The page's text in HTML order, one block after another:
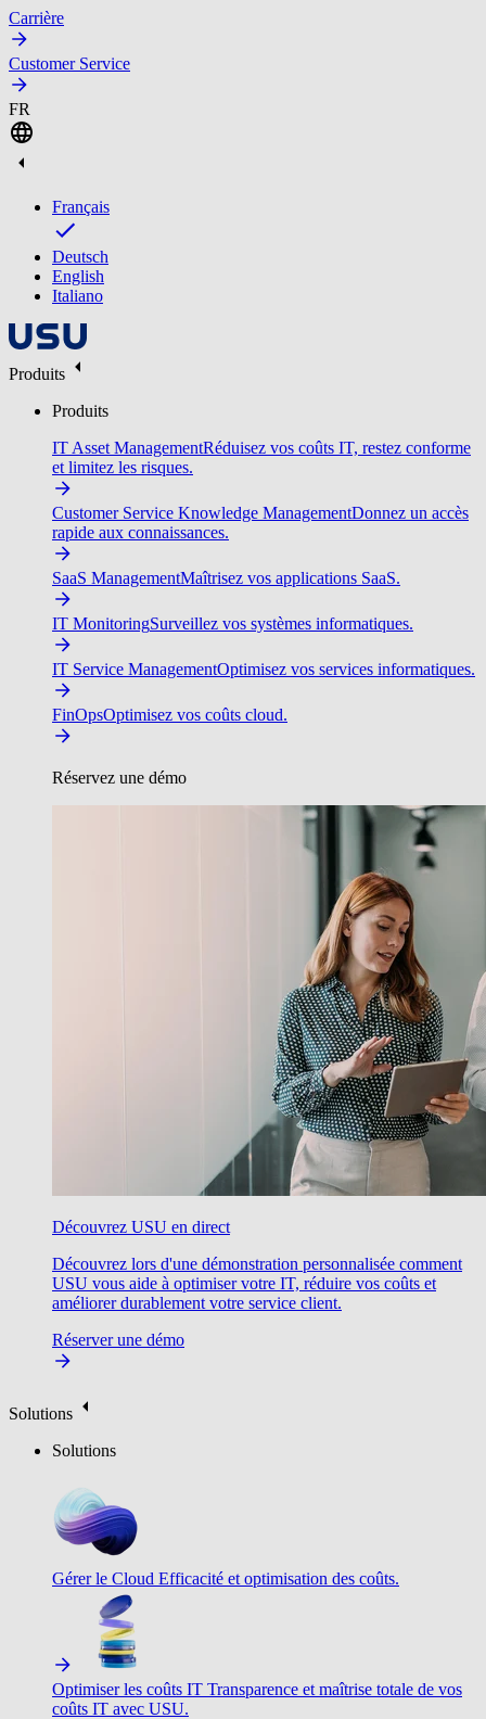
Carrière
Customer Service
FR
Français
Deutsch
English
Italiano
Produits
Produits
IT Asset ManagementRéduisez vos coûts IT, restez conforme
et limitez les risques.
Customer Service Knowledge ManagementDonnez un accès
rapide aux connaissances.
SaaS ManagementMaîtrisez vos applications SaaS.
IT MonitoringSurveillez vos systèmes informatiques.
IT Service ManagementOptimisez vos services informatiques.
FinOpsOptimisez vos coûts cloud.
Réservez une démo
Découvrez USU en direct
Découvrez lors d'une démonstration personnalisée comment
USU vous aide à optimiser votre IT, réduire vos coûts et
améliorer durablement votre service client.
Réserver une démo
Solutions
Solutions
Gérer le Cloud Efficacité et optimisation des coûts.
Optimiser les coûts IT Transparence et maîtrise totale de vos
coûts IT avec USU.